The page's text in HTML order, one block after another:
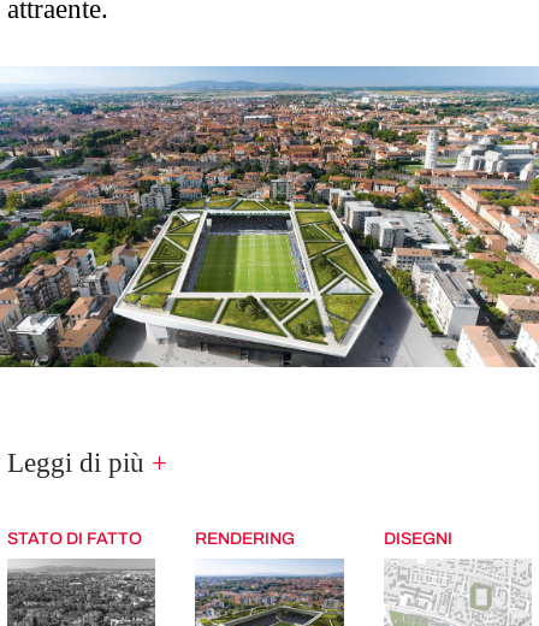
attraente.
Leggi di più +
STATO DI FATTO RENDERING DISEGNI